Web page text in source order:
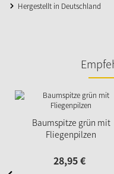
Hergestellt in Deutschland
Baumspitze grün mit
Fliegenpilzen
28,95€